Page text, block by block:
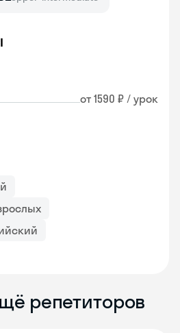
от 1590 ₽ / урок
репетиторов